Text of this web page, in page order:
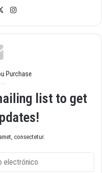
X
am
Purchase
list to get
consectetur.